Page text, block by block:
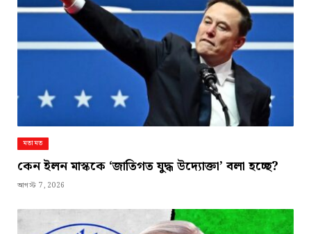
মতামত
কেন ইলন মাস্ককে ‘জাতিগত যুদ্ধ উদ্যোক্তা’ বলা হচ্ছে?
আগস্ট 7, 2026